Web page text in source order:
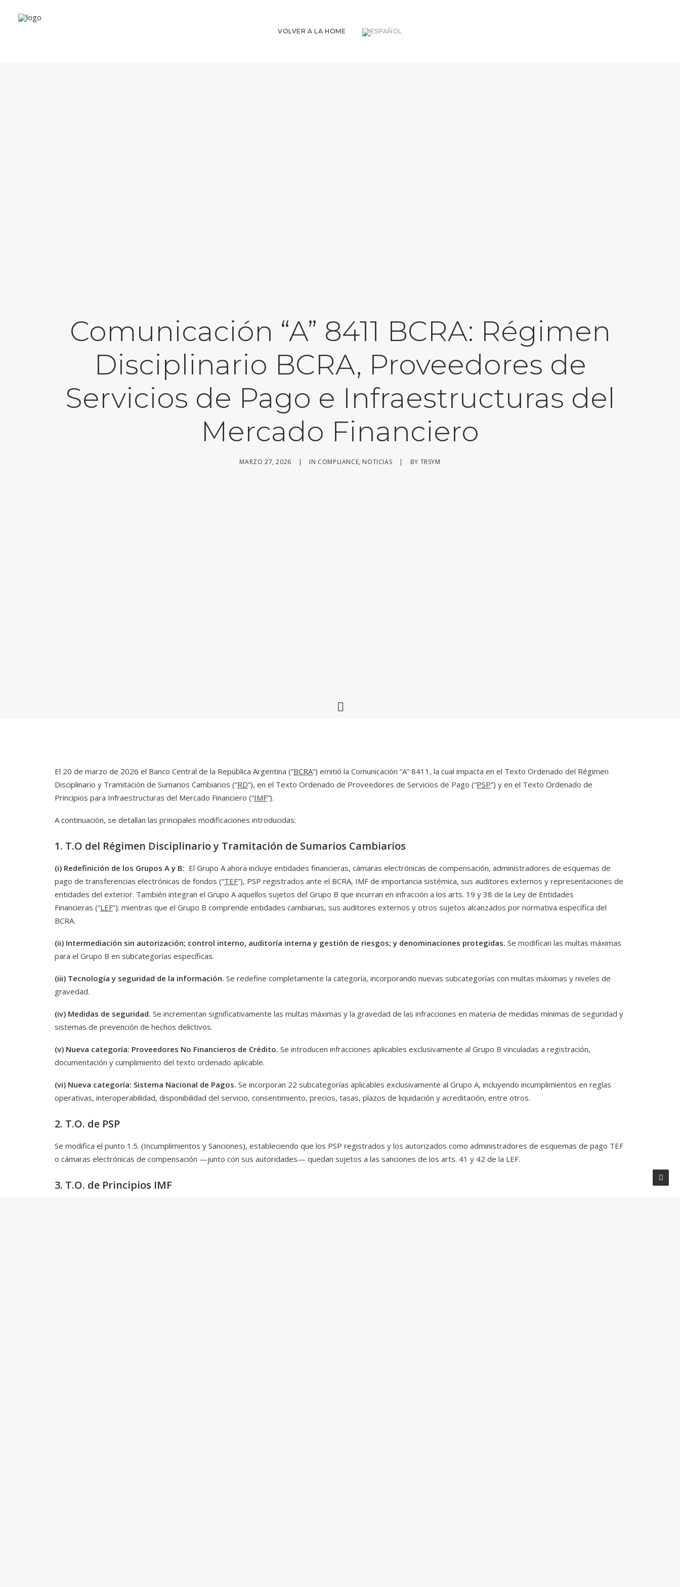
VOLVER A LA HOME
Comunicación “A” 8411 BCRA: Régimen
Disciplinario BCRA, Proveedores de
Servicios de Pago e Infraestructuras del
Mercado Financiero
MARZO 27, 2026 | IN COMPLIANCE, NOTICIAS | BY TRSYM
El 20 de marzo de 2026 el Banco Central de la República Argentina (“BCRA”) emitió la Comunicación “A” 8411, la cual impacta en el Texto Ordenado del Régimen
Disciplinario y Tramitación de Sumarios Cambiarios (“RD”), en el Texto Ordenado de Proveedores de Servicios de Pago (“PSP”) y en el Texto Ordenado de
Principios para Infraestructuras del Mercado Financiero (“IMF”).
A continuación, se detallan las principales modificaciones introducidas:
1. T.O del Régimen Disciplinario y Tramitación de Sumarios Cambiarios
(i) Redefinición de los Grupos A y B: El Grupo A ahora incluye entidades financieras, cámaras electrónicas de compensación, administradores de esquemas de
pago de transferencias electrónicas de fondos (“TEF”), PSP registrados ante el BCRA, IMF de importancia sistémica, sus auditores externos y representaciones de
entidades del exterior. También integran el Grupo A aquellos sujetos del Grupo B que incurran en infracción a los arts. 19 y 38 de la Ley de Entidades
Financieras (“LEF”); mientras que el Grupo B comprende entidades cambiarias, sus auditores externos y otros sujetos alcanzados por normativa específica del
BCRA.
(ii) Intermediación sin autorización; control interno, auditoría interna y gestión de riesgos; y denominaciones protegidas. Se modifican las multas máximas
para el Grupo B en subcategorías específicas.
(iii) Tecnología y seguridad de la información. Se redefine completamente la categoría, incorporando nuevas subcategorías con multas máximas y niveles de
gravedad.
(iv) Medidas de seguridad. Se incrementan significativamente las multas máximas y la gravedad de las infracciones en materia de medidas mínimas de seguridad y
sistemas de prevención de hechos delictivos.
(v) Nueva categoría: Proveedores No Financieros de Crédito. Se introducen infracciones aplicables exclusivamente al Grupo B vinculadas a registración,
documentación y cumplimiento del texto ordenado aplicable.
(vi) Nueva categoría: Sistema Nacional de Pagos. Se incorporan 22 subcategorías aplicables exclusivamente al Grupo A, incluyendo incumplimientos en reglas
operativas, interoperabilidad, disponibilidad del servicio, consentimiento, precios, tasas, plazos de liquidación y acreditación, entre otros.
2. T.O. de PSP
Se modifica el punto 1.5. (Incumplimientos y Sanciones), estableciendo que los PSP registrados y los autorizados como administradores de esquemas de pago TEF
o cámaras electrónicas de compensación —junto con sus autoridades— quedan sujetos a las sanciones de los arts. 41 y 42 de la LEF.
3. T.O. de Principios IMF